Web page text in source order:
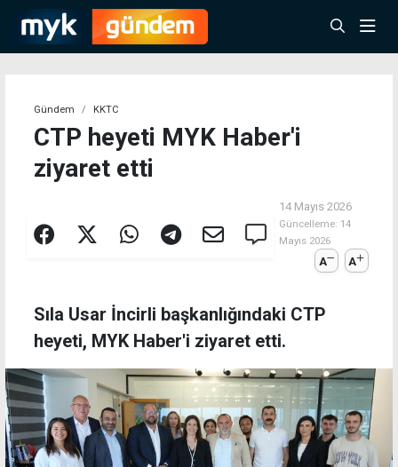
Gündem KKTC
CTP heyeti MYK Haber'i
ziyaret etti
14 Mayıs 2026
Güncelleme: 14
Mayıs 2026
A A
Sıla Usar İncirli başkanlığındaki CTP
heyeti, MYK Haber'i ziyaret etti.